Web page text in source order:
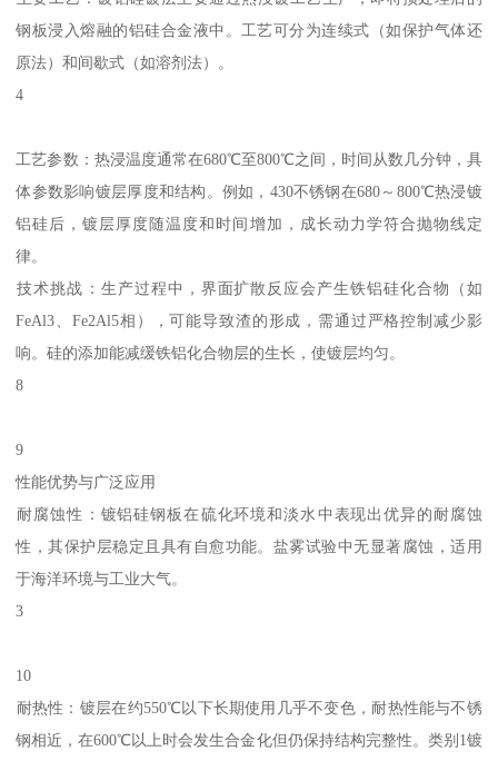
钢板浸入熔融的铝硅合金液中。工艺可分为连续式（如保护气体还
原法）和间歇式（如溶剂法）。‌‌
4
‌工艺参数‌：热浸温度通常在‌680℃至800℃‌之间，时间从数几分钟，具
体参数影响镀层厚度和结构。例如，430不锈钢在680～800℃热浸镀
铝硅后，镀层厚度随温度和时间增加，成长动力学符合抛物线定
律。‌
‌技术挑战‌：生产过程中，界面扩散反应会产生铁铝硅化合物（如
FeAl3、Fe2Al5相），可能导致渣的形成，需通过严格控制减少影
响。硅的添加能减缓铁铝化合物层的生长，使镀层均匀。‌‌
8
9
性能优势与广泛应用
‌耐腐蚀性‌：镀铝硅钢板在‌硫化环境和淡水‌中表现出优异的耐腐蚀
性，其保护层稳定且具有自愈功能。盐雾试验中无显著腐蚀，适用
于海洋环境与工业大气。‌‌
3
10
‌耐热性‌：镀层在‌约550℃以下长期使用几乎不变色‌，耐热性能与不锈
钢相近，在600℃以上时会发生合金化但仍保持结构完整性。类别1镀